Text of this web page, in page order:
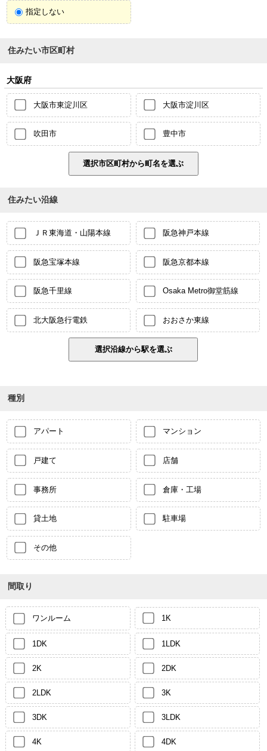
指定しない
住みたい市区町村
大阪府
大阪市東淀川区 大阪市淀川区
吹田市 豊中市
住みたい沿線
ＪＲ東海道・山陽本線 阪急神戸本線
阪急宝塚本線 阪急京都本線
阪急千里線 Osaka Metro御堂筋線
北大阪急行電鉄 おおさか東線
種別
アパート マンション
戸建て 店舗
事務所 倉庫・工場
貸土地 駐車場
その他
間取り
ワンルーム 1K
1DK 1LDK
2K 2DK
2LDK 3K
3DK 3LDK
4K 4DK